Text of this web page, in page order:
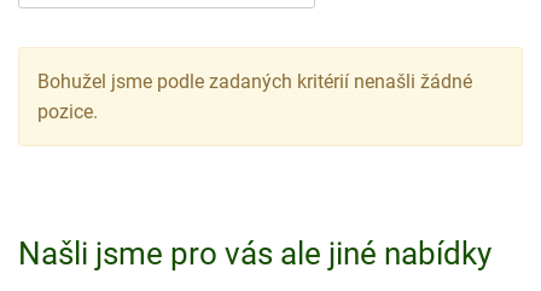
Bohužel jsme podle zadaných kritérií nenašli žádné
pozice.
Našli jsme pro vás ale jiné nabídky